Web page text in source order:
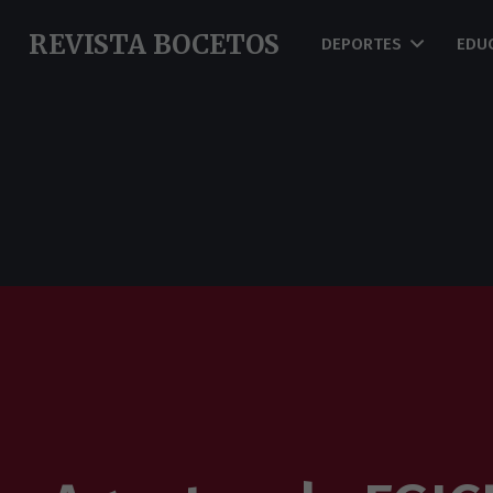
REVISTA BOCETOS DEPORTES